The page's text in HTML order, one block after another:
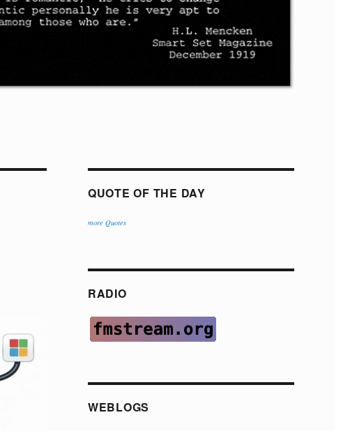
QUOTE OF THE DAY
more Quotes
RADIO
WEBLOGS